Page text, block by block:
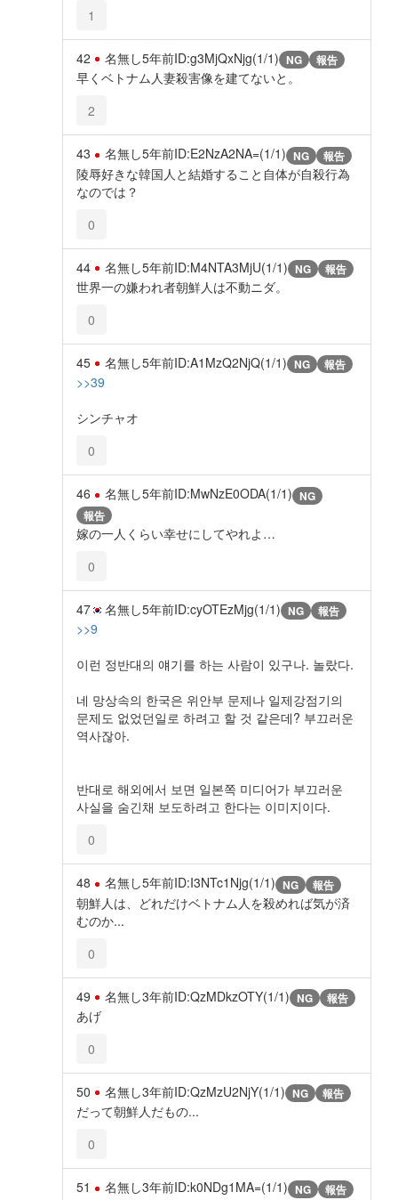
1
42 名無し5年前ID:g3MjQxNjg(1/1) NG 報告
早くベトナム人妻殺害像を建てないと。
2
43 名無し5年前ID:E2NzA2NA=(1/1) NG 報告
陵辱好きな韓国人と結婚すること自体が自殺行為
なのでは？
0
44 名無し5年前ID:M4NTA3MjU(1/1) NG 報告
世界一の嫌われ者朝鮮人は不動ニダ。
0
45 名無し5年前ID:A1MzQ2NjQ(1/1) NG 報告
>>39
シンチャオ
0
46 名無し5年前ID:MwNzE0ODA(1/1) NG
報告
嫁の一人くらい幸せにしてやれよ…
0
47 名無し5年前ID:cyOTEzMjg(1/1) NG 報告
>>9
이런 정반대의 얘기를 하는 사람이 있구나. 놀랐다.
네 망상속의 한국은 위안부 문제나 일제강점기의
문제도 없었던일로 하려고 할 것 같은데? 부끄러운
역사잖아.
반대로 해외에서 보면 일본쪽 미디어가 부끄러운
사실을 숨긴채 보도하려고 한다는 이미지이다.
0
48 名無し5年前ID:I3NTc1Njg(1/1) NG 報告
朝鮮人は、どれだけベトナム人を殺めれば気が済
むのか...
0
49 名無し3年前ID:QzMDkzOTY(1/1) NG 報告
あげ
0
50 名無し3年前ID:QzMzU2NjY(1/1) NG 報告
だって朝鮮人だもの...
0
51 名無し3年前ID:k0NDg1MA=(1/1) NG 報告